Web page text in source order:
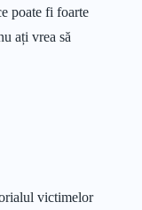
poate fi foarte
ați vrea să
victimelor